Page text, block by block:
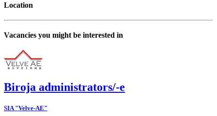
Location
Vacancies you might be interested in
Biroja administrators/-e
SIA "Velve-AE"